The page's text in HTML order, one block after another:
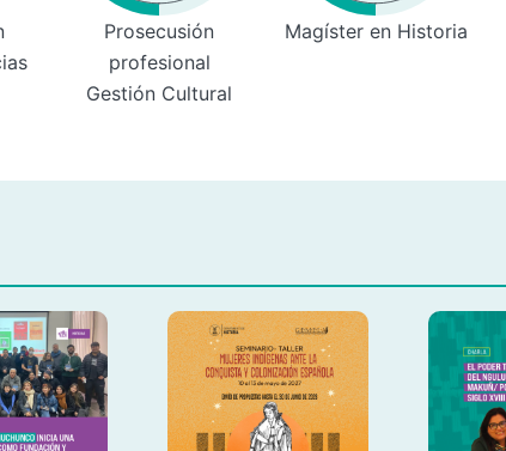
Prosecusión
profesional
Gestión Cultural
Magíster en Historia